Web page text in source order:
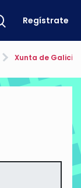
Regístrate
Xunta de Galicia